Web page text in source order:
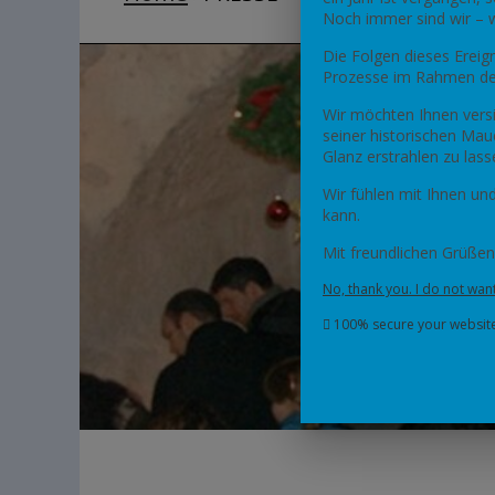
Noch immer sind wir –
Die Folgen dieses
Prozesse im Rahmen
Wir möchten Ihnen
seiner historischen
Glanz erstrahlen zu
Wir fühlen mit Ihnen
kann.
Mit freundlichen Grüßen
No, thank you. I do not
100% secure your